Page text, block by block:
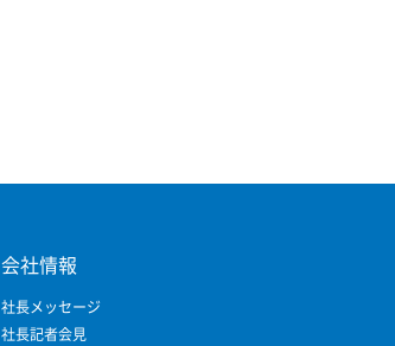
会社情報
社長メッセージ
社長記者会見